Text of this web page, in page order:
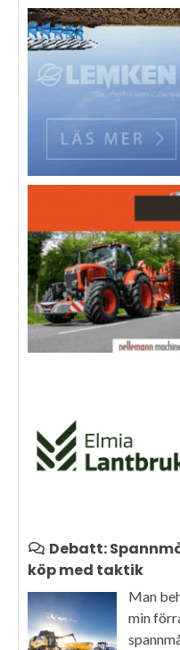
Debatt:
köp med taktik
Man
min